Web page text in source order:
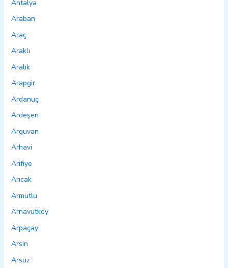
Antalya
Araban
Araç
Araklı
Aralık
Arapgir
Ardanuç
Ardeşen
Arguvan
Arhavi
Arifiye
Arıcak
Armutlu
Arnavutköy
Arpaçay
Arsin
Arsuz